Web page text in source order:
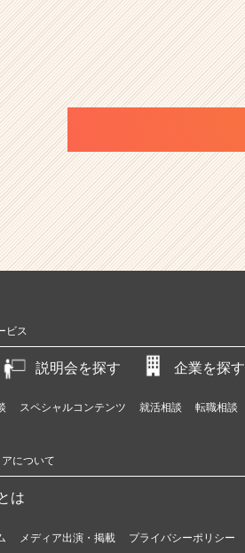
ビス
説明会を探す 企業を探す
スペシャルコンテンツ 就活相談 転職相談
について
は
メディア出演・掲載 プライバシーポリシー